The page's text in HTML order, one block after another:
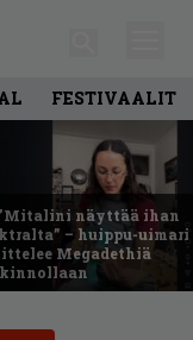
FESTIVAALIT
näyttää ihan
– huippu-uimari
Megadethiä